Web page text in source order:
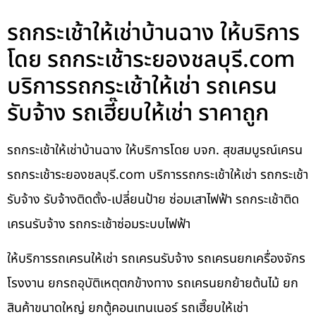
รถกระเช้าให้เช่าบ้านฉาง ให้บริการ
โดย รถกระเช้าระยองชลบุรี.com
บริการรถกระเช้าให้เช่า รถเครน
รับจ้าง รถเฮี๊ยบให้เช่า ราคาถูก
รถกระเช้าให้เช่าบ้านฉาง ให้บริการโดย บจก. สุขสมบูรณ์เครน
รถกระเช้าระยองชลบุรี.com บริการรถกระเช้าให้เช่า รถกระเช้า
รับจ้าง รับจ้างติดตั้ง-เปลี่ยนป้าย ซ่อมเสาไฟฟ้า รถกระเช้าติด
เครนรับจ้าง รถกระเช้าซ่อมระบบไฟฟ้า
ให้บริการรถเครนให้เช่า รถเครนรับจ้าง รถเครนยกเครื่องจักร
โรงงาน ยกรถอุบัติเหตุตกข้างทาง รถเครนยกย้ายต้นไม้ ยก
สินค้าขนาดใหญ่ ยกตู้คอนเทนเนอร์ รถเฮี๊ยบให้เช่า